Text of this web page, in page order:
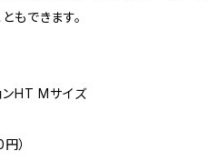
もできます。
ンHT Mサイズ
）